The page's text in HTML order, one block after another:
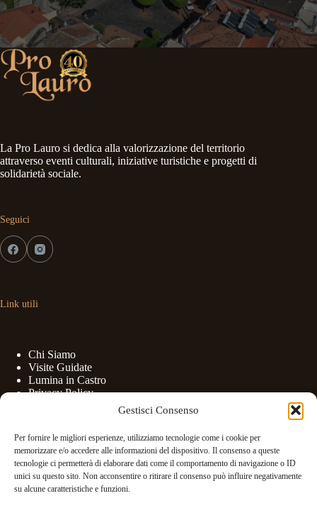
Gestisci Consenso
Per fornire le migliori esperienze, utilizziamo tecnologie come i cookie per
memorizzare e/o accedere alle informazioni del dispositivo. Il consenso a queste
tecnologie ci permetterà di elaborare dati come il comportamento di navigazione o ID
unici su questo sito. Non acconsentire o ritirare il consenso può influire negativamente
su alcune caratteristiche e funzioni.
La Pro Lauro si dedica alla valorizzazione del territorio
attraverso eventi culturali, iniziative turistiche e progetti di
solidarietà sociale.
Seguici
Link utili
Chi Siamo
Visite Guidate
Lumina in Castro
Privacy Policy
Contatti